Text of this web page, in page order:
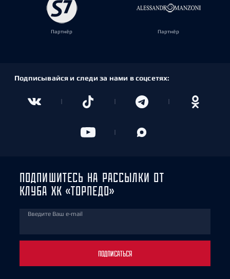
Партнёр Партнёр
Подписывайся и следи за нами в соцсетях:
ПОДПИШИТЕСЬ НА РАССЫЛКИ ОТ
КЛУБА ХК «ТОРПЕДО»
Введите Ваш e-mail
ПОДПИСАТЬСЯ